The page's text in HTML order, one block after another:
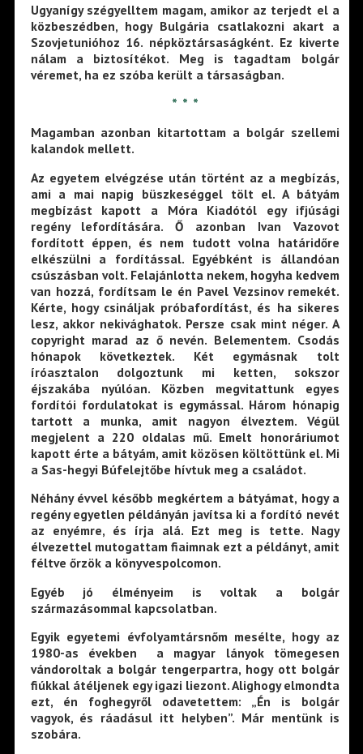
Ugyanígy szégyelltem magam, amikor az terjedt el a
közbeszédben, hogy Bulgária csatlakozni akart a
Szovjetunióhoz 16. népköztársaságként. Ez kiverte
nálam a biztosítékot. Meg is tagadtam bolgár
véremet, ha ez szóba került a társaságban.
* * *
Magamban azonban kitartottam a bolgár szellemi
kalandok mellett.
Az egyetem elvégzése után történt az a megbízás,
ami a mai napig büszkeséggel tölt el. A bátyám
megbízást kapott a Móra Kiadótól egy ifjúsági
regény lefordítására. Ő azonban Ivan Vazovot
fordított éppen, és nem tudott volna határidőre
elkészülni a fordítással. Egyébként is állandóan
csúszásban volt. Felajánlotta nekem, hogyha kedvem
van hozzá, fordítsam le én Pavel Vezsinov remekét.
Kérte, hogy csináljak próbafordítást, és ha sikeres
lesz, akkor nekivághatok. Persze csak mint néger. A
copyright marad az ő nevén. Belementem. Csodás
hónapok következtek. Két egymásnak tolt
íróasztalon dolgoztunk mi ketten, sokszor
éjszakába nyúlóan. Közben megvitattunk egyes
fordítói fordulatokat is egymással. Három hónapig
tartott a munka, amit nagyon élveztem. Végül
megjelent a 220 oldalas mű. Emelt honoráriumot
kapott érte a bátyám, amit közösen költöttünk el. Mi
a Sas-hegyi Búfelejtőbe hívtuk meg a családot.
Néhány évvel később megkértem a bátyámat, hogy a
regény egyetlen példányán javítsa ki a fordító nevét
az enyémre, és írja alá. Ezt meg is tette. Nagy
élvezettel mutogattam fiaimnak ezt a példányt, amit
féltve őrzök a könyvespolcomon.
Egyéb jó élményeim is voltak a bolgár
származásommal kapcsolatban.
Egyik egyetemi évfolyamtársnőm mesélte, hogy az
1980-as években a magyar lányok tömegesen
vándoroltak a bolgár tengerpartra, hogy ott bolgár
fiúkkal átéljenek egy igazi liezont. Alighogy elmondta
ezt, én foghegyről odavetettem: „Én is bolgár
vagyok, és ráadásul itt helyben”. Már mentünk is
szobára.